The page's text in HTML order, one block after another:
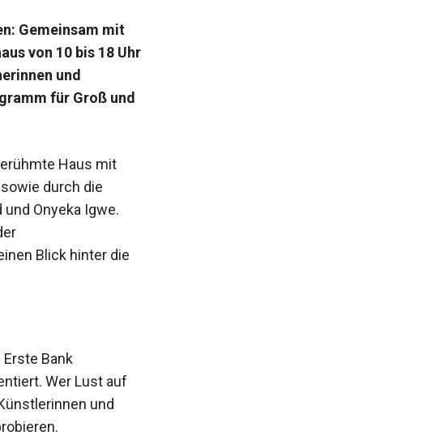
Gemeinsam mit
von 10 bis 18 Uhr
und
für Groß und
Haus mit
durch die
Onyeka Igwe.
Blick hinter die
Bank
Wer Lust auf
und